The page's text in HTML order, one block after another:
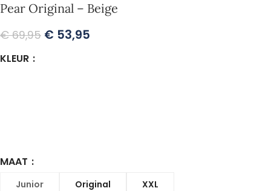
Pear Original – Beige
€69,95 € 53,95
KLEUR
MAAT
Junior Original XXL